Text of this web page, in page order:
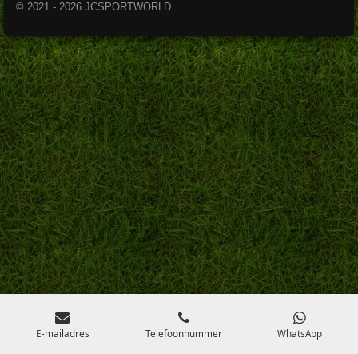
© 2021 - 2026 JCSPORTWORLD
E-mailadres Telefoonnummer WhatsApp